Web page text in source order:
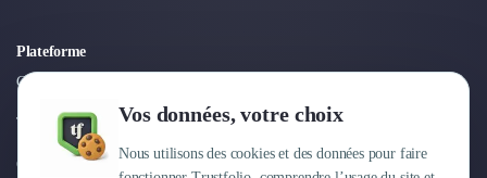
Vos données, votre choix
Nous utilisons des cookies et des données pour faire
Plateforme
Connexion
Tarifs
Centre d'aide